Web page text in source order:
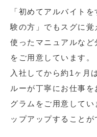
「初めてアルバイト
験の方」でもスグに
使ったマニュアルな
をご用意しています。
入社してから約1ヶ月
ルーが丁寧にお仕事
グラムをご用意して
ップアップすることが